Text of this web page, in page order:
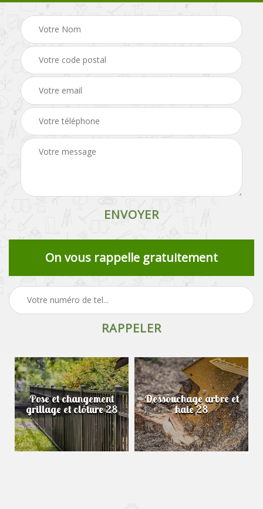
On vous rappelle gratuitement
Pose et changement
grillage et clôture 28
Dessouchage arbre et
haie 28